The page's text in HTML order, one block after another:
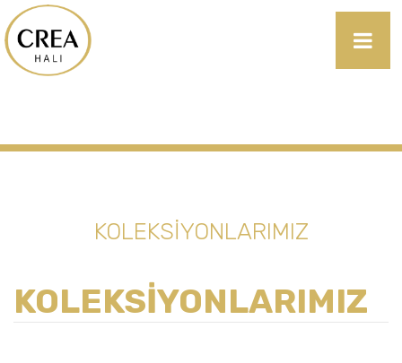
KOLEKSİYONLARIMIZ
KOLEKSİYONLARIMIZ